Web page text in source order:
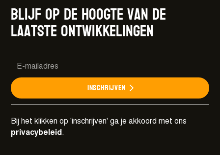
Samen voor een weerbare en wendbare
Meer details
Blijf op de hoogte van de
laatste ontwikkelingen
Inschrijven
Bij het klikken op 'inschrijven' ga je akkoord met ons
privacybeleid .